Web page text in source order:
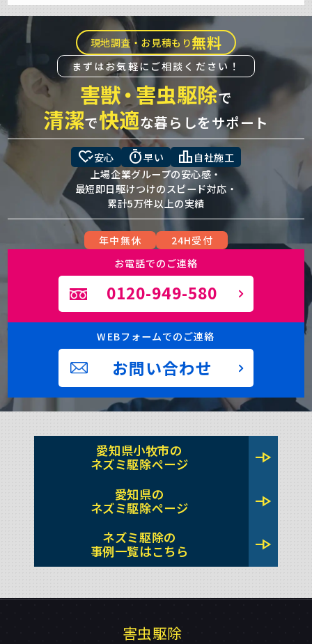
現地調査・お見積もり無料
まずはお気軽にご相談ください！
害獣・害虫駆除で
清潔で快適な暮らしをサポート
heart_check安心 timer早い leaderboard 自社施工
上場企業グループの安心感・
最短即日駆けつけのスピード対応・
累計5万件以上の実績
年中無休
24H受付
お電話でのご連絡
0120-949-580
WEBフォームでのご連絡
お問い合わせ
愛知県小牧市の
ネズミ駆除ページ
line_end_arrow
愛知県の
ネズミ駆除ページ
line_end_arrow
ネズミ駆除の
事例一覧はこちら
line_end_arrow
害虫駆除